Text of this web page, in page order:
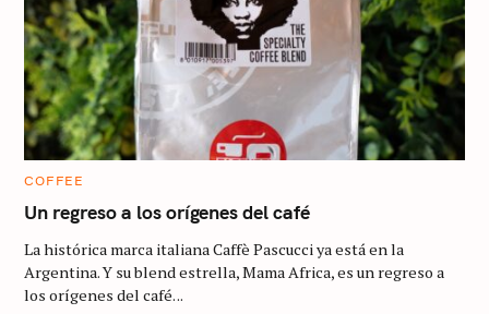
C
T
E
O
R
I
E
COFFEE
Un regreso a los orígenes del café
La histórica marca italiana Caffè Pascucci ya está en la
Argentina. Y su blend estrella, Mama Africa, es un regreso a
los orígenes del café. ..